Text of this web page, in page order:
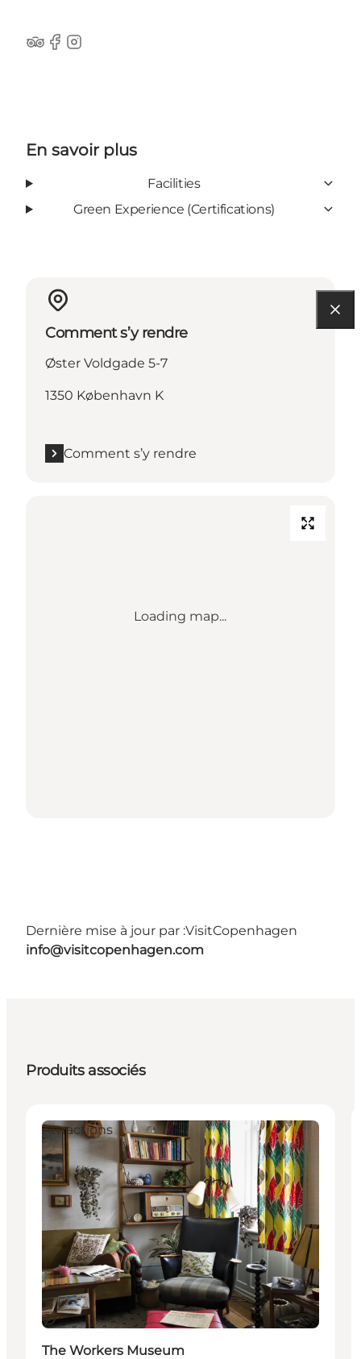
Tripadvisor
Facebook
Instagram
En savoir plus
Facilities
Green Experience (Certifications)
Comment s’y rendre
Øster Voldgade 5-7
1350 København K
Comment s’y rendre
Loading map...
Dernière mise à jour par :VisitCopenhagen
info@visitcopenhagen.com
Produits associés
Durable
Attractions
The Workers Museum